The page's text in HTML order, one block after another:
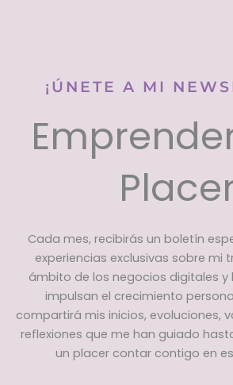
¡ÚNETE A MI
Cada mes, recibirás un boletín
experiencias exclusivas sobre mi
ámbito de los negocios digitales y
impulsan el crecimiento
compartirá mis inicios, evoluciones,
reflexiones que me han guiado
un placer contar contigo en